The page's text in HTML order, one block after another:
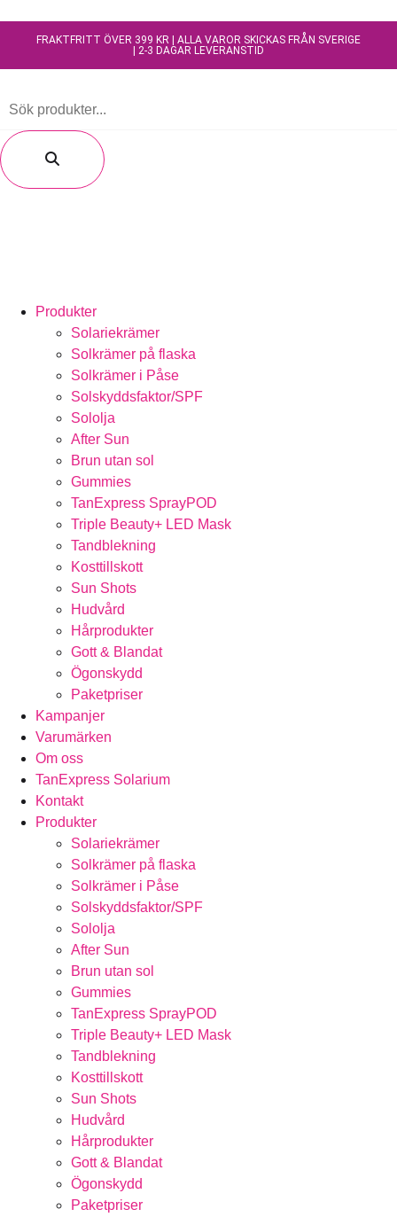
FRAKTFRITT ÖVER 399 KR | ALLA VAROR SKICKAS FRÅN SVERIGE
| 2-3 DAGAR LEVERANSTID
Produkter
Solariekrämer
Solkrämer på flaska
Solkrämer i Påse
Solskyddsfaktor/SPF
Sololja
After Sun
Brun utan sol
Gummies
TanExpress SprayPOD
Triple Beauty+ LED Mask
Tandblekning
Kosttillskott
Sun Shots
Hudvård
Hårprodukter
Gott & Blandat
Ögonskydd
Paketpriser
Kampanjer
Varumärken
Om oss
TanExpress Solarium
Kontakt
Produkter
Solariekrämer
Solkrämer på flaska
Solkrämer i Påse
Solskyddsfaktor/SPF
Sololja
After Sun
Brun utan sol
Gummies
TanExpress SprayPOD
Triple Beauty+ LED Mask
Tandblekning
Kosttillskott
Sun Shots
Hudvård
Hårprodukter
Gott & Blandat
Ögonskydd
Paketpriser